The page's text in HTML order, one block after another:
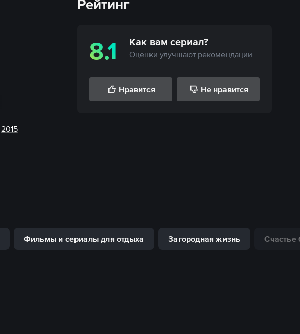
2015
Рейтинг
8.1 Как вам сериал?
Оценки улучшают рекомендации
Нравится Не нравится
Фильмы и сериалы для отдыха Загородная жизнь Счастье